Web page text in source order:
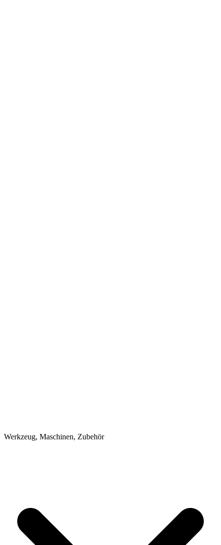
Werkzeug, Maschinen, Zubehör